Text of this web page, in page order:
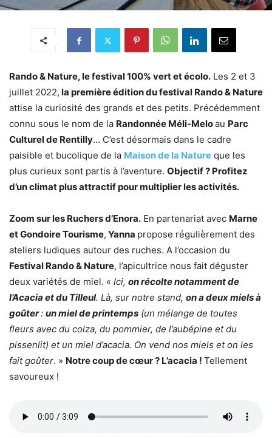
Rando & Nature, le festival 100% vert et écolo. Les 2 et 3
juillet 2022, la première édition du festival Rando & Nature
attise la curiosité des grands et des petits. Précédemment
connu sous le nom de la Randonnée Méli-Meloau Parc
Culturel de Rentilly… C’est désormais dans le cadre
paisible et bucolique de la Maison de la Nature que les
plus curieux sont partis à l’aventure. Objectif ? Profitez
d’un climat plus attractif pour multiplier les activités.
Zoom sur les Ruchers d’Enora. En partenariat avec Marne
et Gondoire Tourisme, Yanna propose régulièrement des
ateliers ludiques autour des ruches. A l’occasion du
Festival Rando & Nature, l’apicultrice nous fait déguster
deux variétés de miel. « Ici, on récolte notamment de
l’Acacia et du Tilleul. Là, sur notre stand, on a deux miels à
goûter: un miel de printemps (un mélange de toutes
fleurs avec du colza, du pommier, de l’aubépine et du
pissenlit) et un miel d’acacia. On vend nos miels et on les
fait goûter. » Notre coup de cœur ? L’acacia ! Tellement
savoureux !